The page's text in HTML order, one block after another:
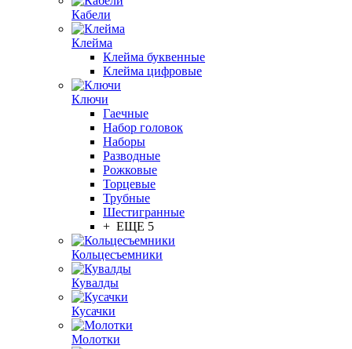
Кабели
Клейма
Клейма буквенные
Клейма цифровые
Ключи
Гаечные
Набор головок
Наборы
Разводные
Рожковые
Торцевые
Трубные
Шестигранные
+ ЕЩЕ 5
Кольцесъемники
Кувалды
Кусачки
Молотки